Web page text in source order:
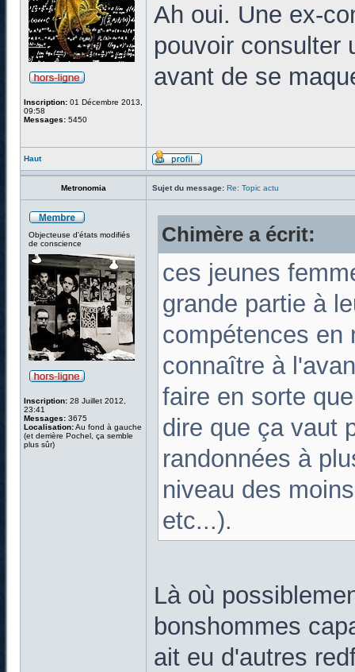
Inscription: 01 Décembre 2013,
09:58
Messages: 5450
Ah oui. Une ex-
pouvoir consulter
avant de se
Haut
Metronomia Sujet du message: Re: Topic actu
Objecteuse d'états modifiés
de conscience
Inscription: 28 Juillet 2012,
23:41
Messages: 3675
Localisation:Au fond à gauche
(et derrière Pochel, ça semble
plus sûr)
Chimère a écrit:
ces jeunes
grande partie à
compétences en
connaître à
faire en sorte
dire que ça vaut
randonnées à
niveau des
etc...).
Là où
bonshommes
ait eu d'autres